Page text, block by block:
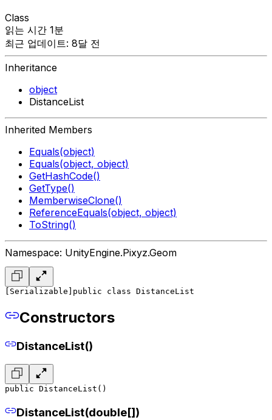
Class
읽는 시간 1분
최근 업데이트: 8달 전
Inheritance
object
DistanceList
Inherited Members
Equals(object)
Equals(object, object)
GetHashCode()
GetType()
MemberwiseClone()
ReferenceEquals(object, object)
ToString()
Namespace: UnityEngine.Pixyz.Geom
[Serializable] public class DistanceList
Constructors
DistanceList()
public DistanceList()
DistanceList(double[])